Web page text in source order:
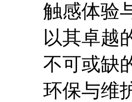
触感体验
以其卓越
不可或缺
环保与维